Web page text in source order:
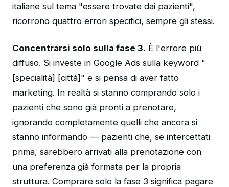
italiane sul tema "essere trovate dai pazienti",
ricorrono quattro errori specifici, sempre gli stessi.
Concentrarsi solo sulla fase 3. È l'errore più
diffuso. Si investe in Google Ads sulla keyword "
[specialità] [città]" e si pensa di aver fatto
marketing. In realtà si stanno comprando solo i
pazienti che sono già pronti a prenotare,
ignorando completamente quelli che ancora si
stanno informando — pazienti che, se intercettati
prima, sarebbero arrivati alla prenotazione con
una preferenza già formata per la propria
struttura. Comprare solo la fase 3 significa pagare